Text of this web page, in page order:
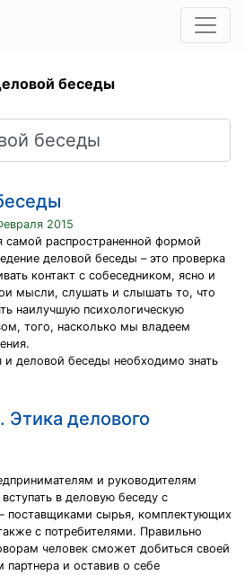
беседы
2015
самой распространенной формой
деловой беседы – это проверка
контакт с собеседником, ясно и
мысли, слушать и слышать то, что
наилучшую психологическую
того, насколько мы владеем
деловой беседы необходимо знать
Этика делового
и руководителям
в деловую беседу с
поставщиками сырья, комплектующих
с потребителями. Правильно
человек сможет добиться своей
и оставив о себе